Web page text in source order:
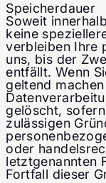
Speicherdauer
Soweit
keine
verbleiben Ihre
uns, bis der
entfällt. Wenn
geltend
gelöscht,
zulässigen
oder
letztgenannten
Fortfall dieser